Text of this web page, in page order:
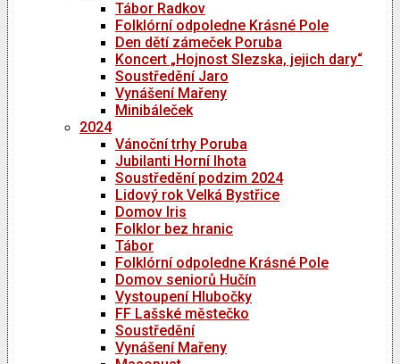
Tábor Radkov
Folklórní odpoledne Krásné Pole
Den dětí zámeček Poruba
Koncert „Hojnost Slezska, jejich dary“
Soustředění Jaro
Vynášení Mařeny
Minibáleček
2024
Vánoční trhy Poruba
Jubilanti Horní lhota
Soustředění podzim 2024
Lidový rok Velká Bystřice
Domov Iris
Folklor bez hranic
Tábor
Folklórní odpoledne Krásné Pole
Domov seniorů Hučín
Vystoupení Hlubočky
FF Lašské městečko
Soustředění
Vynášení Mařeny